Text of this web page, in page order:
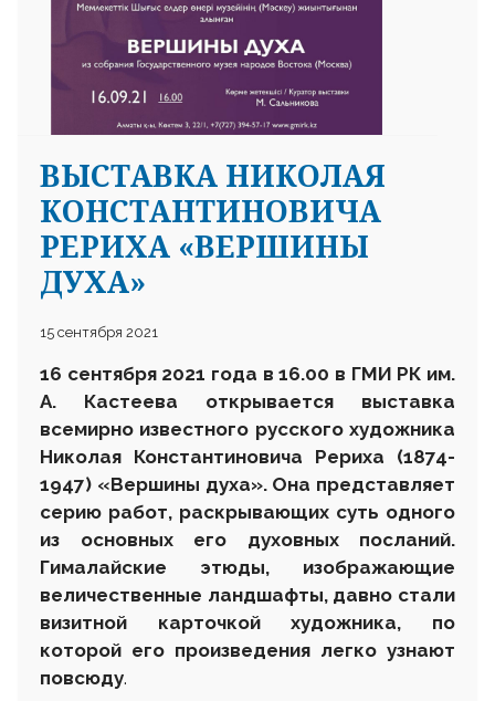
ВЫСТАВКА НИКОЛАЯ
КОНСТАНТИНОВИЧА
РЕРИХА «ВЕРШИНЫ
ДУХА»
15 сентября 2021
16 сентября 2021 года в 16.00 в ГМИ РК им.
А. Кастеева открывается выставка
всемирно известного русского художника
Николая Константиновича Рериха (1874-
1947) «Вершины духа». Она представляет
серию работ, раскрывающих суть одного
из основных его духовных посланий.
Гималайские этюды, изображающие
величественные ландшафты, давно стали
визитной карточкой художника, по
которой его произведения легко узнают
повсюду.